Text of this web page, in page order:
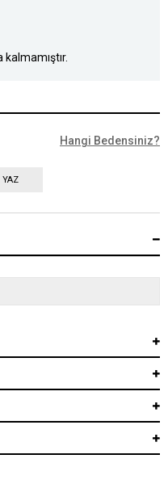
kalmamıştır.
Hangi Bedensiniz?
YAZ